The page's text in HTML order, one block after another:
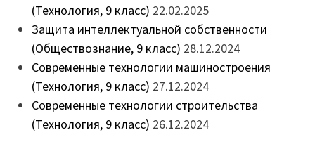
(Технология, 9 класс) 22.02.2025
Защита интеллектуальной собственности
(Обществознание, 9 класс) 28.12.2024
Современные технологии машиностроения
(Технология, 9 класс) 27.12.2024
Современные технологии строительства
(Технология, 9 класс) 26.12.2024